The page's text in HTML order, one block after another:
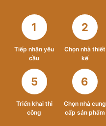
1
Tiếp nhận yêu
cầu
2
Chọn nhà thiết
kế
5
Triển khai thi
công
6
Chọn nhà cung
cấp sản phẩm